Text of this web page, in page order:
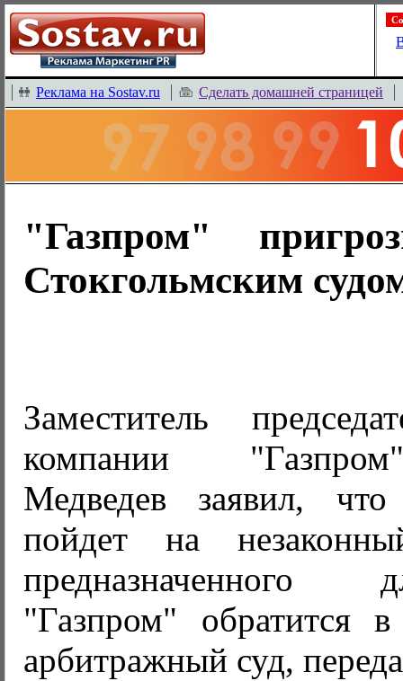
Реклама на Sostav.ru Сделать домашней страницей
"Газпром"
Стокгольмским
Заместитель
компании
Медведев заявил,
пойдет на
"Газпром" обратится в
арбитражный суд,